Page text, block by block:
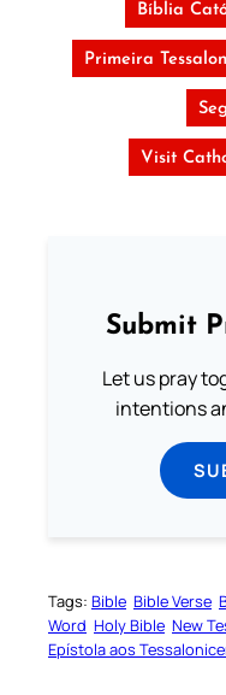
Bíblia
Primeira
Visit
Submit
Let us pray
intentions
Tags: Bible Bible Verse
Word Holy Bible New
Epístola aos